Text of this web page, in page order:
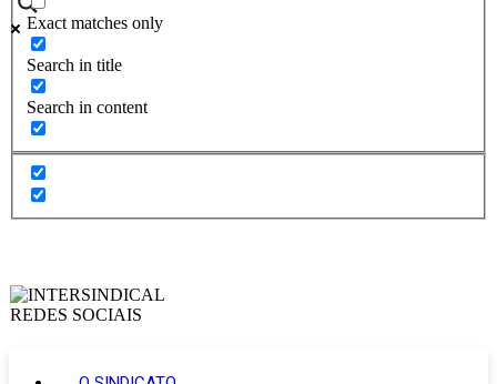
Exact matches only
Search in title
Search in content